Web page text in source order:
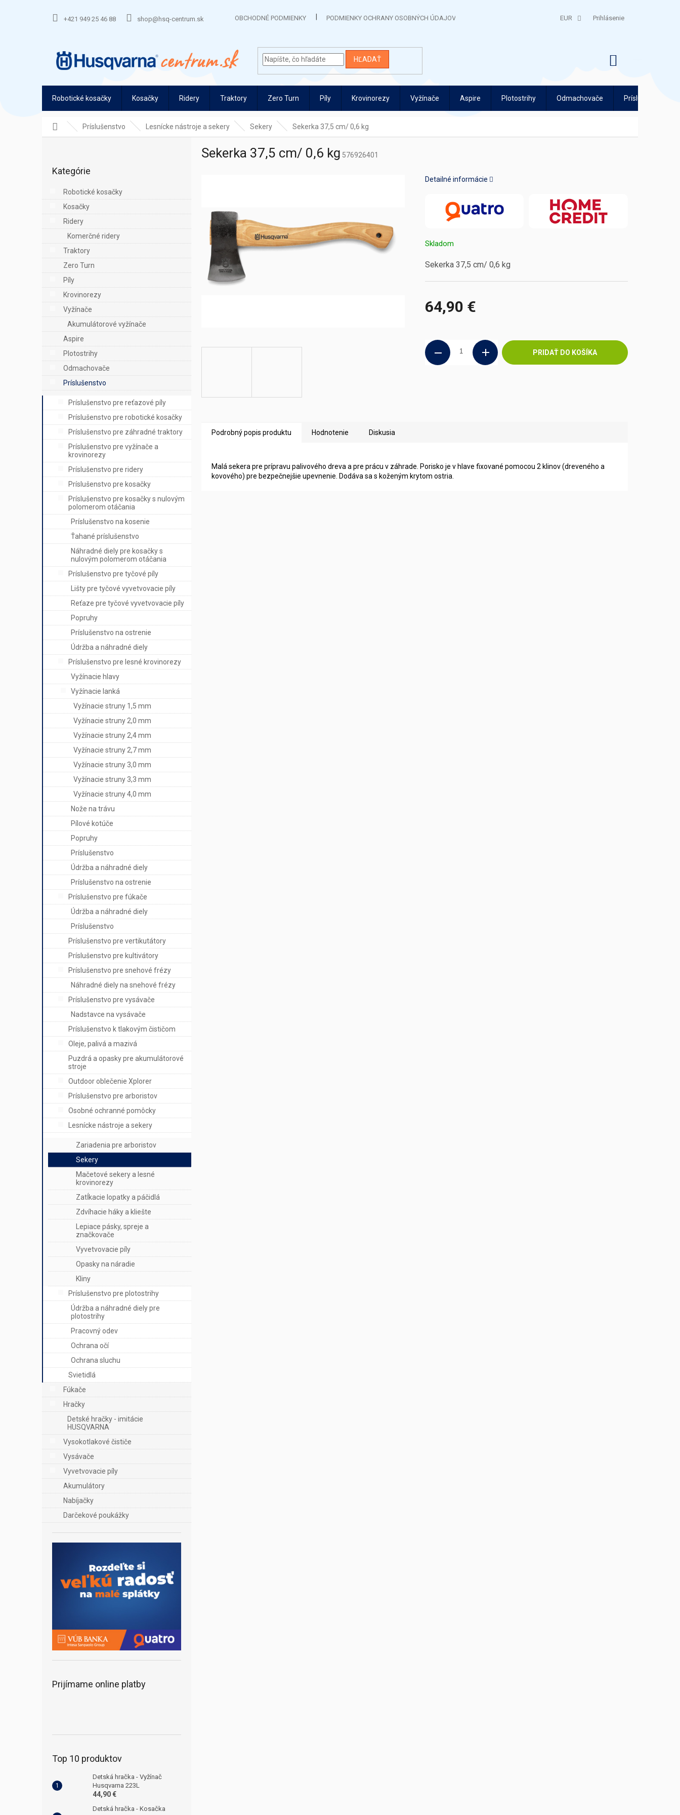
+421 949 25 46 88 shop@hsq-centrum.sk OBCHODNÉ PODMIENKY PODMIENKY OCHRANY OSOBNÝCH ÚDAJOV EUR Prihlásenie
HĽADAŤ
Robotické kosačky Kosačky Ridery Traktory Zero Turn Píly Krovinorezy Vyžínače Aspire Plotostrihy Odmachovače Príslušenstvo
DomovPríslušenstvo Lesnícke nástroje a sekery Sekery Sekerka 37,5 cm/ 0,6 kg
p
e
l
kategórie
Kategórie
Robotické kosačky
Kosačky
Ridery
Komerčné ridery
Traktory
Zero Turn
Píly
Krovinorezy
Vyžínače
Akumulátorové vyžínače
Aspire
Plotostrihy
Odmachovače
Príslušenstvo
Príslušenstvo pre reťazové píly
Príslušenstvo pre robotické kosačky
Príslušenstvo pre záhradné traktory
Príslušenstvo pre vyžínače a
krovinorezy
Príslušenstvo pre ridery
Príslušenstvo pre kosačky
Príslušenstvo pre kosačky s nulovým
polomerom otáčania
Príslušenstvo na kosenie
Ťahané príslušenstvo
Náhradné diely pre kosačky s
nulovým polomerom otáčania
Príslušenstvo pre tyčové píly
Lišty pre tyčové vyvetvovacie píly
Reťaze pre tyčové vyvetvovacie píly
Popruhy
Príslušenstvo na ostrenie
Údržba a náhradné diely
Príslušenstvo pre lesné krovinorezy
Vyžínacie hlavy
Vyžínacie lanká
Vyžínacie struny 1,5 mm
Vyžínacie struny 2,0 mm
Vyžínacie struny 2,4 mm
Vyžínacie struny 2,7 mm
Vyžínacie struny 3,0 mm
Vyžínacie struny 3,3 mm
Vyžínacie struny 4,0 mm
Nože na trávu
Pílové kotúče
Popruhy
Príslušenstvo
Údržba a náhradné diely
Príslušenstvo na ostrenie
Príslušenstvo pre fúkače
Údržba a náhradné diely
Príslušenstvo
Príslušenstvo pre vertikutátory
Príslušenstvo pre kultivátory
Príslušenstvo pre snehové frézy
Náhradné diely na snehové frézy
Príslušenstvo pre vysávače
Nadstavce na vysávače
Príslušenstvo k tlakovým čističom
Oleje, palivá a mazivá
Puzdrá a opasky pre akumulátorové
stroje
Outdoor oblečenie Xplorer
Príslušenstvo pre arboristov
Osobné ochranné pomôcky
Lesnícke nástroje a sekery
Zariadenia pre arboristov
Sekery
Mačetové sekery a lesné
krovinorezy
Zatĺkacie lopatky a páčidlá
Zdvíhacie háky a kliešte
Lepiace pásky, spreje a
značkovače
Vyvetvovacie píly
Opasky na náradie
Kliny
Príslušenstvo pre plotostrihy
Údržba a náhradné diely pre
plotostrihy
Pracovný odev
Ochrana očí
Ochrana sluchu
Svietidlá
Fúkače
Hračky
Detské hračky - imitácie
HUSQVARNA
Vysokotlakové čističe
Vysávače
Vyvetvovacie píly
Akumulátory
Nabíjačky
Darčekové poukážky
Prijímame online platby
Top 10 produktov
Detská hračka - Vyžínač
Husqvarna 223L
44,90 €
Detská hračka - Kosačka
Sekerka 37,5 cm/ 0,6 kg 576926401
64,90 €
Skladom
PRIDAŤ DO KOŠÍKA
Sekerka 37,5 cm/ 0,6 kg
Detailné informácie
Podrobný popis produktu Hodnotenie Diskusia
Malá sekera pre prípravu palivového dreva a pre prácu v záhrade. Porisko je v hlave fixované pomocou 2 klinov (dreveného a
kovového) pre bezpečnejšie upevnenie. Dodáva sa s koženým krytom ostria.